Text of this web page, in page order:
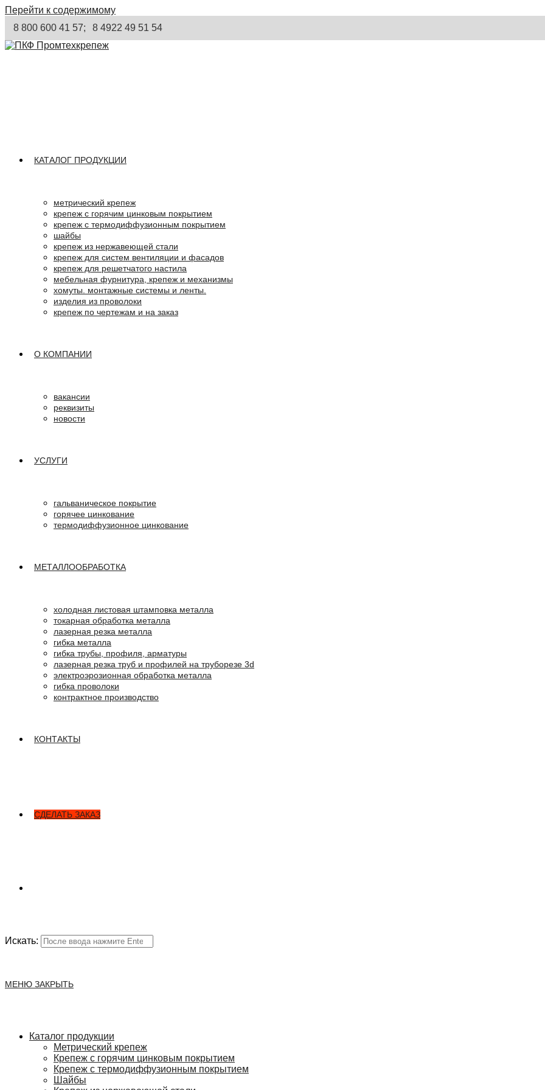
Перейти к содержимому
8 800 600 41 57;
8 4922 49 51 54
КАТАЛОГ ПРОДУКЦИИ
метрический крепеж
крепеж с горячим цинковым покрытием
крепеж с термодиффузионным покрытием
шайбы
крепеж из нержавеющей стали
крепеж для систем вентиляции и фасадов
крепеж для решетчатого настила
мебельная фурнитура, крепеж и механизмы
хомуты. монтажные системы и ленты.
изделия из проволоки
крепеж по чертежам и на заказ
О КОМПАНИИ
вакансии
реквизиты
новости
УСЛУГИ
гальваническое покрытие
горячее цинкование
термодиффузионное цинкование
МЕТАЛЛООБРАБОТКА
холодная листовая штамповка металла
токарная обработка металла
лазерная резка металла
гибка металла
гибка трубы, профиля, арматуры
лазерная резка труб и профилей на труборезе 3d
электроэрозионная обработка металла
гибка проволоки
контрактное производство
КОНТАКТЫ
СДЕЛАТЬ ЗАКАЗ
Искать:
МЕНЮ ЗАКРЫТЬ
Каталог продукции
Метрический крепеж
Крепеж с горячим цинковым покрытием
Крепеж с термодиффузионным покрытием
Шайбы